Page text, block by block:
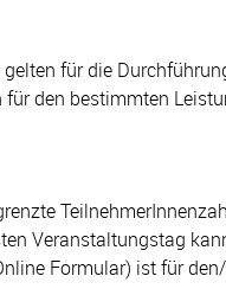
für die
den bestimmten
Veranstaltungstag
Formular) ist für